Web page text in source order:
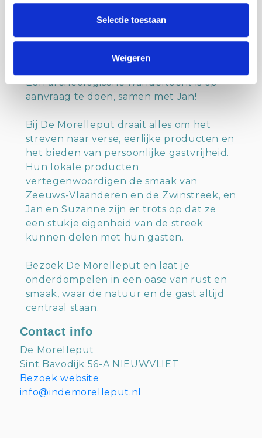
Selectie toestaan
Weigeren
van de regio. Een bezoek aan het
theehuis is een must, waar
archeologische vondsten uit de grond
Een archeologische wandeltocht is op
aanvraag te doen, samen met Jan!
Bij De Morelleput draait alles om het
streven naar verse, eerlijke producten en
het bieden van persoonlijke gastvrijheid.
Hun lokale producten
vertegenwoordigen de smaak van
Zeeuws-Vlaanderen en de Zwinstreek, en
Jan en Suzanne zijn er trots op dat ze
een stukje eigenheid van de streek
kunnen delen met hun gasten.
Bezoek De Morelleput en laat je
onderdompelen in een oase van rust en
smaak, waar de natuur en de gast altijd
centraal staan.
Contact info
De Morelleput
Sint Bavodijk 56-A NIEUWVLIET
Bezoek website
info@indemorelleput.nl